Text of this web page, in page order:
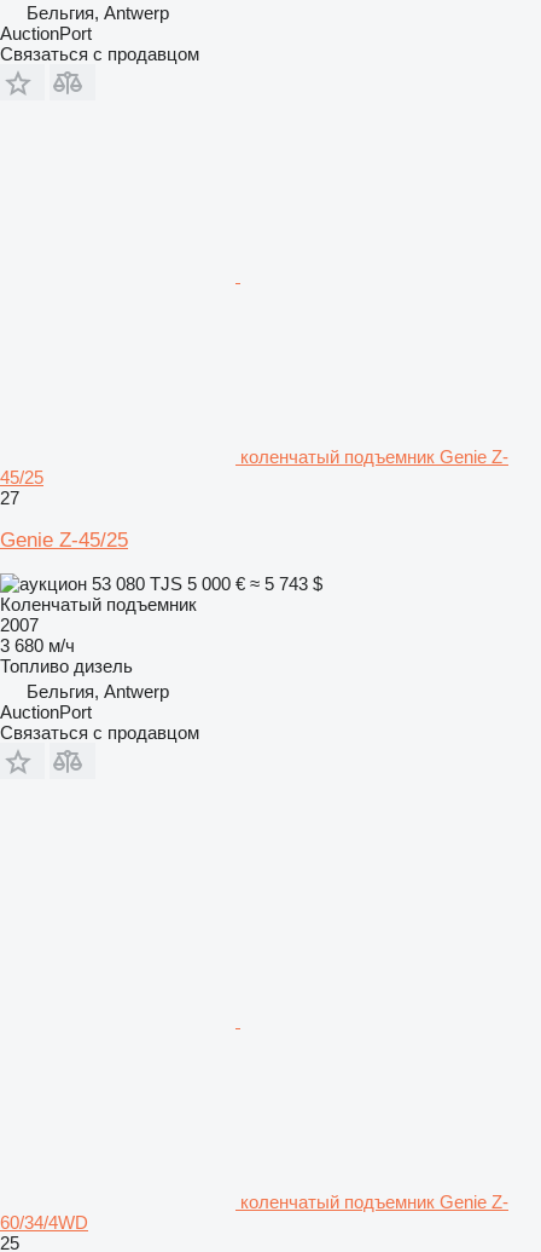
Бельгия, Antwerp
AuctionPort
Связаться с продавцом
коленчатый подъемник Genie Z-
45/25
27
Genie Z-45/25
53 080 TJS 5 000 € ≈ 5 743 $
Коленчатый подъемник
2007
3 680 м/ч
Топливо дизель
Бельгия, Antwerp
AuctionPort
Связаться с продавцом
коленчатый подъемник Genie Z-
60/34/4WD
25